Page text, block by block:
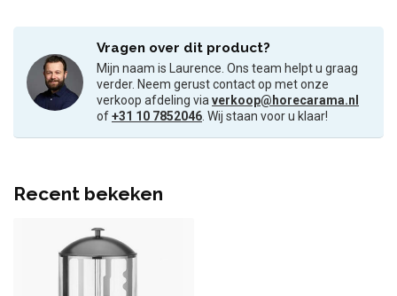
Vragen over dit product?
Mijn naam is Laurence. Ons team helpt u graag
verder. Neem gerust contact op met onze
verkoop afdeling viaverkoop@horecarama.nl
of+31 10 7852046. Wij staan voor u klaar!
Recent bekeken